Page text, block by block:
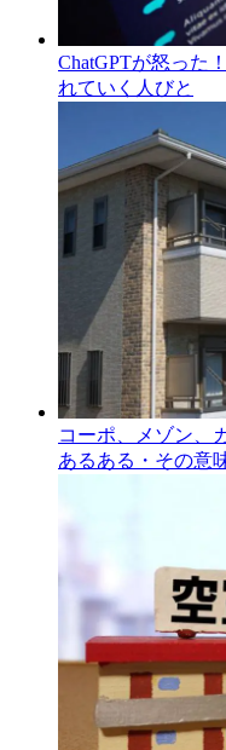
ChatGPTが怒った
れていく人びと
コーポ、メゾン
あるある・その意